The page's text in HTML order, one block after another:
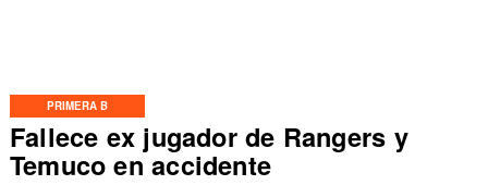
PRIMERA B
Fallece ex jugador de Rangers y
Temuco en accidente